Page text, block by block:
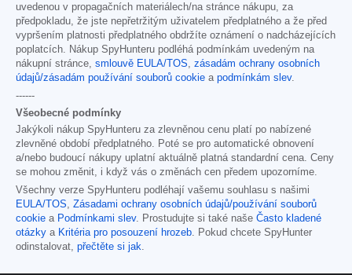
uvedenou v propagačních materiálech/na stránce nákupu, za
předpokladu, že jste nepřetržitým uživatelem předplatného a že před
vypršením platnosti předplatného obdržíte oznámení o nadcházejících
poplatcích. Nákup SpyHunteru podléhá podmínkám uvedeným na
nákupní stránce, smlouvě EULA/TOS, zásadám ochrany osobních
údajů/zásadám používání souborů cookie a podmínkám slev.
------
Všeobecné podmínky
Jakýkoli nákup SpyHunteru za zlevněnou cenu platí po nabízené
zlevněné období předplatného. Poté se pro automatické obnovení
a/nebo budoucí nákupy uplatní aktuálně platná standardní cena. Ceny
se mohou změnit, i když vás o změnách cen předem upozorníme.
Všechny verze SpyHunteru podléhají vašemu souhlasu s našimi
EULA/TOS, Zásadami ochrany osobních údajů/používání souborů
cookie a Podmínkami slev. Prostudujte si také naše Často kladené
otázky a Kritéria pro posouzení hrozeb. Pokud chcete SpyHunter
odinstalovat, přečtěte si jak.